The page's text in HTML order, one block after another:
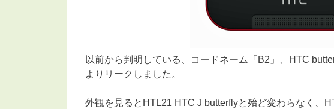
以前から判明している、コードネーム「B2」、HTC
よりリークしました。
外観を見るとHTL21 HTC J butterflyと殆ど変わらなく、